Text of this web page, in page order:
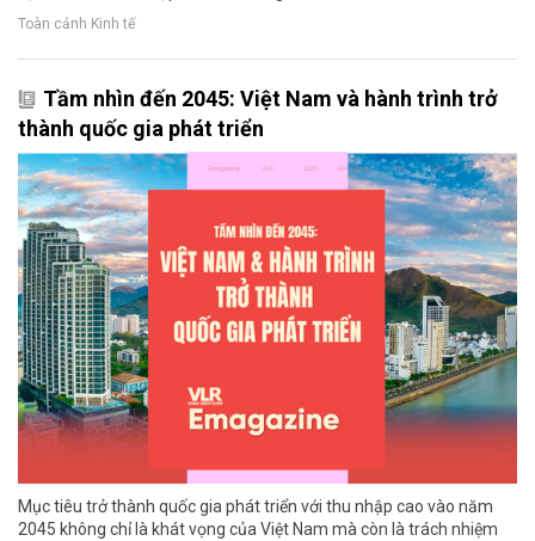
Toàn cảnh Kinh tế
Tầm nhìn đến 2045: Việt Nam và hành trình trở
thành quốc gia phát triển
Mục tiêu trở thành quốc gia phát triển với thu nhập cao vào năm
2045 không chỉ là khát vọng của Việt Nam mà còn là trách nhiệm